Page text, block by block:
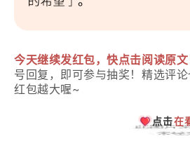
今天继续发红包，快点击阅读原文
号回复，即可参与抽奖！精选评
红包越大喔~
点击在